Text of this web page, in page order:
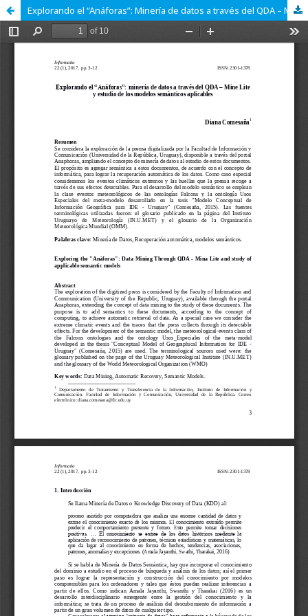
Explorando el “Anáforas”: Minería de datos a través del QDA – Mine Lite y estudio de los modelos semánticos aplicables